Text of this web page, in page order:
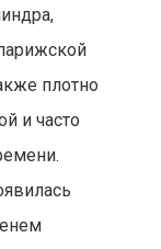
плотно
и часто